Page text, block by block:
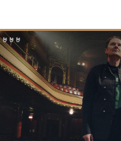
🤘🤘🤘